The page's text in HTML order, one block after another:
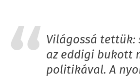
Világossá tettük:
az eddigi bukott
politikával. A